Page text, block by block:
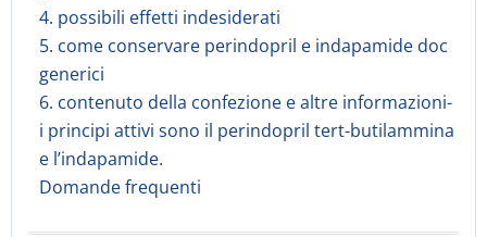
4. possibili effetti indesiderati
5. come conservare perindopril e indapamide doc
generici
6. contenuto della confezione e altre informazioni-
i principi attivi sono il perindopril tert-butilammina
e l’indapamide.
Domande frequenti